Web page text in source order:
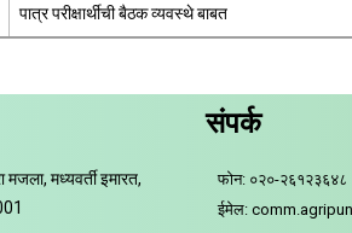
पात्र परीक्षार्थीची बैठक व्यवस्थे बाबत
मध्यवर्ती इमारत,
संपर्क
फोन: ०२०-२६१२३६४८
ईमेल: